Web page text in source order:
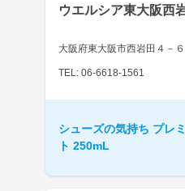
ウエルシア東大阪西
大阪府東大阪市西岩田４－
TEL: 06-6618-1561
シューズの気持ち プレ
ト 250mL